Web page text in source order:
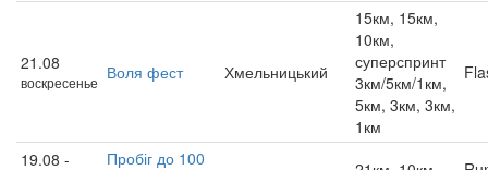
21.08
воскресенье Воля фест Хмельницький
15км, 15км,
10км,
суперспринт
3км/5км/1км,
5км, 3км, 3км,
1км
19.08 -
Пробіг до 100